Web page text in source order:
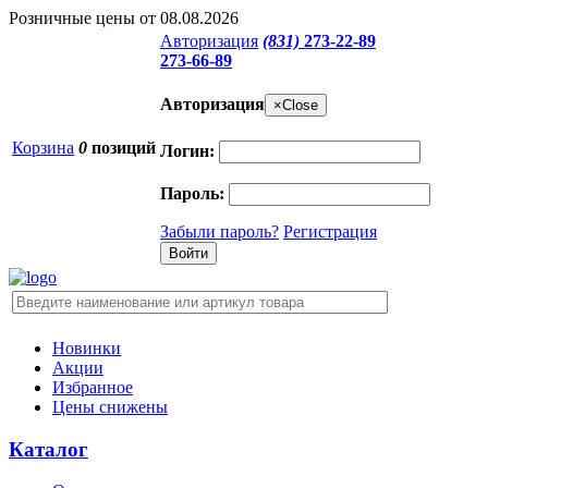
Розничные цены от 08.08.2026
Корзина 0 позиций
Авторизация (831) 273-22-89
273-66-89
Авторизация ×Close
Логин:
Пароль:
Забыли пароль? Регистрация
Новинки
Акции
Избранное
Цены снижены
Каталог